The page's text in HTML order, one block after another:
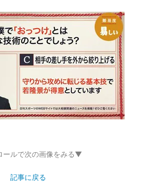
ルで次の画像をみる▼
記事に戻る